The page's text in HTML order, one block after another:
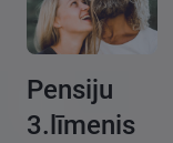
Pensiju
3.līmenis